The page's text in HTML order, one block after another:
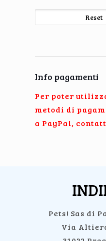
Reset
Info pagamenti
Per poter
metodi di
a PayPal,
Pets! Sas di
Via